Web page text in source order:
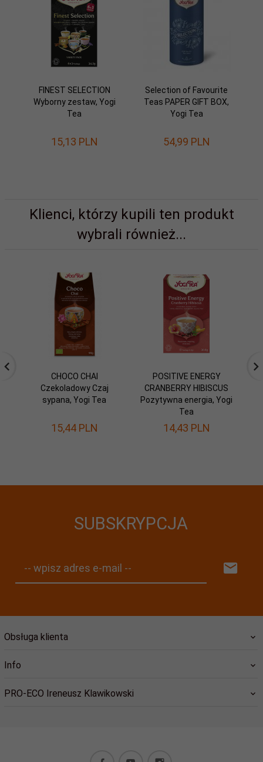
FINEST SELECTION
Wyborny zestaw, Yogi
Tea
15,13 PLN
Selection of Favourite
Teas PAPER GIFT BOX,
Yogi Tea
54,99 PLN
Klienci, którzy kupili ten produkt
wybrali również...
CHOCO CHAI
Czekoladowy Czaj
sypana, Yogi Tea
15,44 PLN
POSITIVE ENERGY
CRANBERRY HIBISCUS
Pozytywna energia, Yogi
Tea
14,43 PLN
SUBSKRYPCJA
-- wpisz adres e-mail --
Obsługa klienta
Info
PRO-ECO Ireneusz Klawikowski